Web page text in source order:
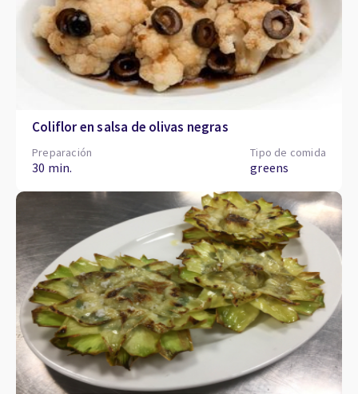
Coliflor en salsa de olivas negras
Preparación
30 min.
Tipo de comida
greens